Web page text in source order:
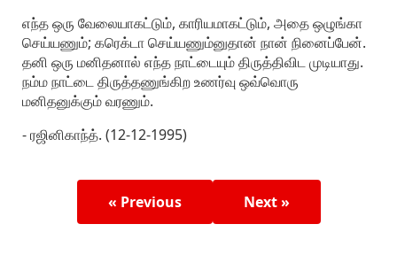
எந்த ஒரு வேலையாகட்டும், காரியமாகட்டும், அதை ஒழுங்கா
செய்யணும்; கரெக்டா செய்யணும்னுதான் நான் நினைப்பேன்.
தனி ஒரு மனிதனால் எந்த நாட்டையும் திருத்திவிட முடியாது.
நம்ம நாட்டை திருத்தணுங்கிற உணர்வு ஒவ்வொரு
மனிதனுக்கும் வரணும்.
- ரஜினிகாந்த். (12-12-1995)
« Previous Next »